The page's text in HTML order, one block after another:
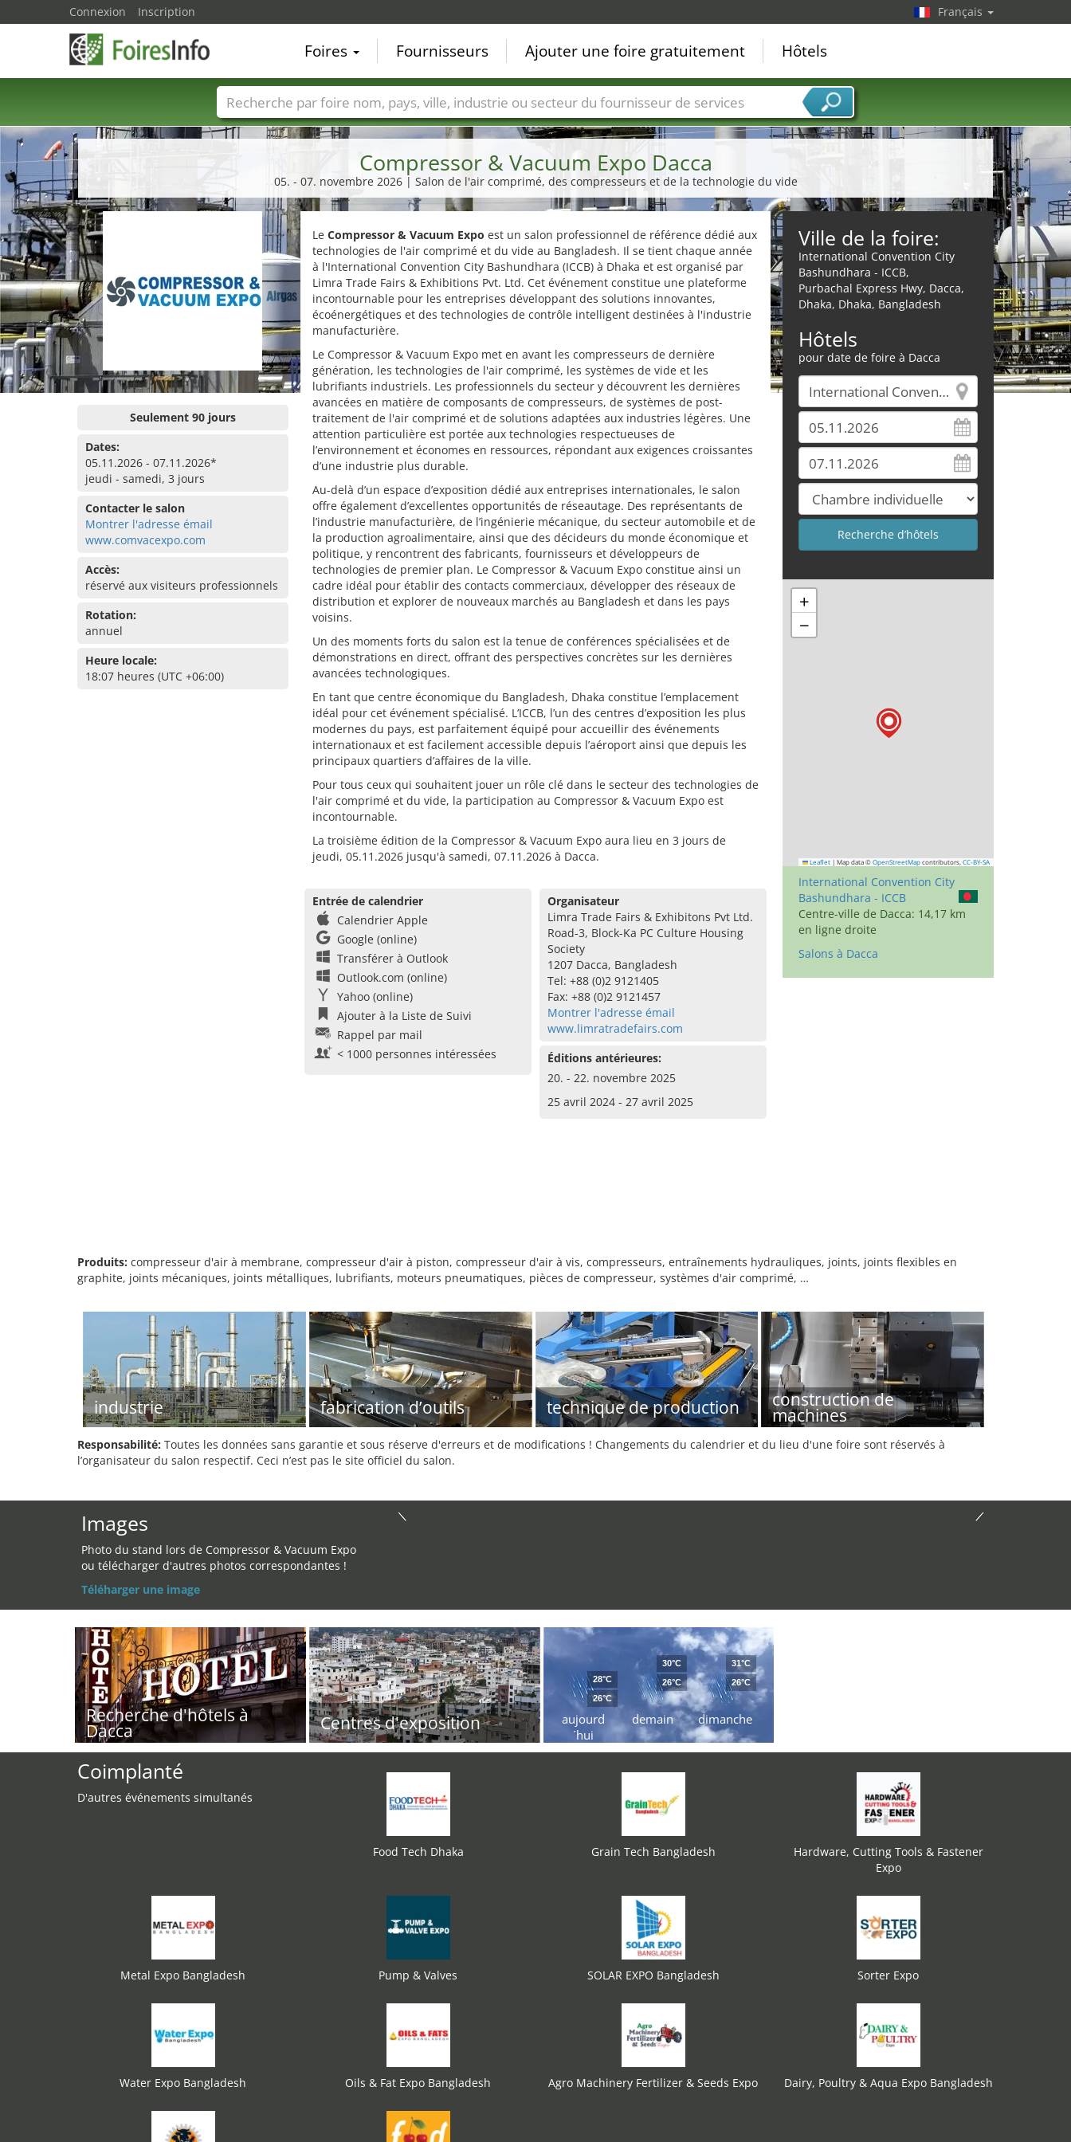
Compressor & Vacuum Expo Dacca
05. - 07. novembre 2026 | Salon de l'air comprimé, des compresseurs et de la technologie du vide
Seulement 90 jours
Dates:
05.11.2026 - 07.11.2026*
jeudi - samedi, 3 jours
Contacter le salon
Montrer l'adresse émail
www.comvacexpo.com
Accès:
réservé aux visiteurs professionnels
Rotation:
annuel
Heure locale:
18:07 heures (UTC +06:00)
Le Compressor & Vacuum Expo est un salon professionnel de référence dédié aux
technologies de l'air comprimé et du vide au Bangladesh. Il se tient chaque année
à l'International Convention City Bashundhara (ICCB) à Dhaka et est organisé par
Limra Trade Fairs & Exhibitions Pvt. Ltd. Cet événement constitue une plateforme
incontournable pour les entreprises développant des solutions innovantes,
écoénergétiques et des technologies de contrôle intelligent destinées à l'industrie
manufacturière.
Le Compressor & Vacuum Expo met en avant les compresseurs de dernière
génération, les technologies de l'air comprimé, les systèmes de vide et les
lubrifiants industriels. Les professionnels du secteur y découvrent les dernières
avancées en matière de composants de compresseurs, de systèmes de post-
traitement de l'air comprimé et de solutions adaptées aux industries légères. Une
attention particulière est portée aux technologies respectueuses de
l’environnement et économes en ressources, répondant aux exigences croissantes
d’une industrie plus durable.
Au-delà d’un espace d’exposition dédié aux entreprises internationales, le salon
offre également d’excellentes opportunités de réseautage. Des représentants de
l’industrie manufacturière, de l’ingénierie mécanique, du secteur automobile et de
la production agroalimentaire, ainsi que des décideurs du monde économique et
politique, y rencontrent des fabricants, fournisseurs et développeurs de
technologies de premier plan. Le Compressor & Vacuum Expo constitue ainsi un
cadre idéal pour établir des contacts commerciaux, développer des réseaux de
distribution et explorer de nouveaux marchés au Bangladesh et dans les pays
voisins.
Un des moments forts du salon est la tenue de conférences spécialisées et de
démonstrations en direct, offrant des perspectives concrètes sur les dernières
avancées technologiques.
En tant que centre économique du Bangladesh, Dhaka constitue l’emplacement
idéal pour cet événement spécialisé. L’ICCB, l’un des centres d’exposition les plus
modernes du pays, est parfaitement équipé pour accueillir des événements
internationaux et est facilement accessible depuis l’aéroport ainsi que depuis les
principaux quartiers d’affaires de la ville.
Pour tous ceux qui souhaitent jouer un rôle clé dans le secteur des technologies de
l'air comprimé et du vide, la participation au Compressor & Vacuum Expo est
incontournable.
La troisième édition de la Compressor & Vacuum Expo aura lieu en 3 jours de
jeudi, 05.11.2026 jusqu'à samedi, 07.11.2026 à Dacca.
Entrée de calendrier
Calendrier Apple
Google (online)
Transférer à Outlook
Outlook.com (online)
Yahoo (online)
Ajouter à la Liste de Suivi
Rappel par mail
< 1000 personnes intéressées
Organisateur
Limra Trade Fairs & Exhibitons Pvt Ltd.
Road-3, Block-Ka PC Culture Housing
Society
1207 Dacca, Bangladesh
Tel: +88 (0)2 9121405
Fax: +88 (0)2 9121457
Montrer l'adresse émail
www.limratradefairs.com
Éditions antérieures:
20. - 22. novembre 2025
25 avril 2024 - 27 avril 2025
Ville de la foire:
International Convention City
Bashundhara - ICCB,
Purbachal Express Hwy, Dacca,
Dhaka, Dhaka, Bangladesh
Hôtels
pour date de foire à Dacca
+
−
Leaflet | Map data © OpenStreetMap contributors, CC-BY-SA
International Convention City
Bashundhara - ICCB
Centre-ville de Dacca: 14,17 km
en ligne droite
Salons à Dacca
Produits: compresseur d'air à membrane, compresseur d'air à piston, compresseur d'air à vis, compresseurs, entraînements hydrauliques, joints, joints flexibles en
graphite, joints mécaniques, joints métalliques, lubrifiants, moteurs pneumatiques, pièces de compresseur, systèmes d'air comprimé, …
industrie fabrication d’outils technique de production construction de
machines
Responsabilité: Toutes les données sans garantie et sous réserve d'erreurs et de modifications ! Changements du calendrier et du lieu d'une foire sont réservés à
l’organisateur du salon respectif. Ceci n’est pas le site officiel du salon.
Images
Photo du stand lors de Compressor & Vacuum Expo
ou télécharger d'autres photos correspondantes !
Téléharger une image
Recherche d'hôtels à
Dacca Centres d'exposition
aujourd
´hui
28°C
26°C
demain
30°C
26°C
dimanche
31°C
26°C
Coimplanté
D'autres événements simultanés
Food Tech Dhaka Grain Tech Bangladesh
Hardware, Cutting Tools & Fastener
Expo
Metal Expo Bangladesh Pump & Valves SOLAR EXPO Bangladesh Sorter Expo
Water Expo Bangladesh Oils & Fat Expo Bangladesh Agro Machinery Fertilizer & Seeds Expo Dairy, Poultry & Aqua Expo Bangladesh
Connexion Inscription Français
Foires Fournisseurs Ajouter une foire gratuitement Hôtels
Foire noms Pays Villes Secteurs de foire Secteurs du fournisseur de services